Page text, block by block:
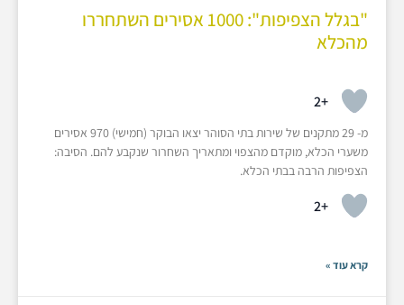
"בגלל הצפיפות": 1000 אסירים השתחררו
מהכלא
+2
מ- 29 מתקנים של שירות בתי הסוהר יצאו הבוקר (חמישי) 970 אסירים
משערי הכלא, מוקדם מהצפוי ומתאריך השחרור שנקבע להם. הסיבה:
הצפיפות הרבה בבתי הכלא.
+2
קרא עוד »